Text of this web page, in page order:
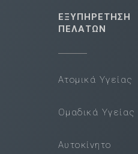
ΕΞΥΠΗΡΕΤΗΣΗ
ΠΕΛΑΤΩΝ
Ατομικά Υγείας
Ομαδικά Υγείας
Αυτοκίνητο